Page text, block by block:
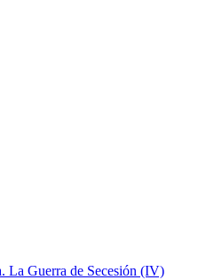
La Guerra de Secesión (IV)